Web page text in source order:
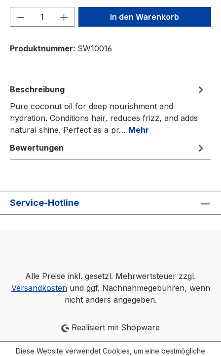
Produkt Anzahl: Gib denIn den Warenkorb
Produktnummer: SW10016
Beschreibung
Pure coconut oil for deep nourishment and
hydration. Conditions hair, reduces frizz, and adds
natural shine. Perfect as a pr… Mehr
Bewertungen
Service-Hotline
Alle Preise inkl. gesetzl. Mehrwertsteuer zzgl.
Versandkostenund ggf. Nachnahmegebühren, wenn
nicht anders angegeben.
Realisiert mit Shopware
Diese Website verwendet Cookies, um eine bestmögliche